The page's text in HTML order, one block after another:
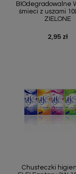
BIOdegradowalne
śmieci z uszami
ZIELONE
Cena
2,95 zł
Chusteczki